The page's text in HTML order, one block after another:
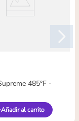
485°F -
Añadir al carrito